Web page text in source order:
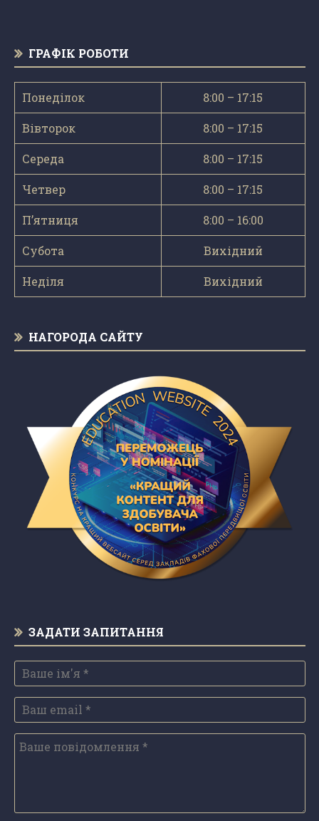
ГРАФІК РОБОТИ
Понеділок 8:00 – 17:15
Вівторок 8:00 – 17:15
Середа 8:00 – 17:15
Четвер 8:00 – 17:15
П’ятниця 8:00 – 16:00
Субота Вихідний
Неділя Вихідний
НАГОРОДА САЙТУ
ЗАДАТИ ЗАПИТАННЯ